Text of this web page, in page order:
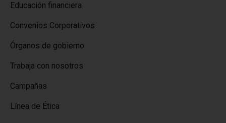
Educación financiera
Convenios Corporativos
Órganos de gobierno
Trabaja con nosotros
Campañas
Línea de Ética